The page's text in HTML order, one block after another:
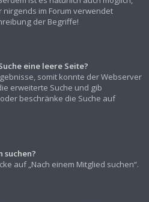
im Forum verwendet
der Begriffe!
eine leere Seite?
somit konnte der Webserver
erweiterte Suche und gib
beschränke die Suche auf
suchen?
auf „Nach einem Mitglied suchen“.